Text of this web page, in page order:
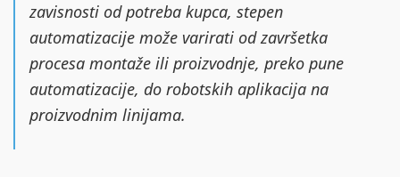
zavisnosti od potreba kupca, stepen
automatizacije može varirati od završetka
procesa montaže ili proizvodnje, preko pune
automatizacije, do robotskih aplikacija na
proizvodnim linijama.